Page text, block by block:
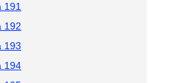
191
192
193
194